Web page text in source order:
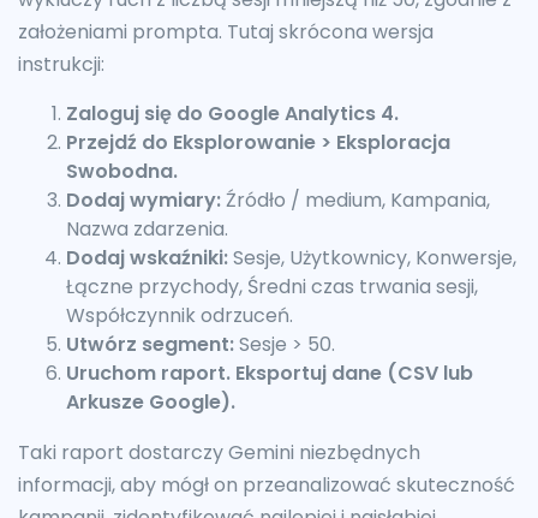
założeniami prompta. Tutaj skrócona wersja
instrukcji:
Zaloguj się do Google Analytics 4.
Przejdź do Eksplorowanie > Eksploracja
Swobodna.
Dodaj wymiary:Źródło / medium, Kampania,
Nazwa zdarzenia.
Dodaj wskaźniki:Sesje, Użytkownicy, Konwersje,
Łączne przychody, Średni czas trwania sesji,
Współczynnik odrzuceń.
Utwórz segment:Sesje > 50.
Uruchom raport. Eksportuj dane (CSV lub
Arkusze Google).
Taki raport dostarczy Gemini niezbędnych
informacji, aby mógł on przeanalizować skuteczność